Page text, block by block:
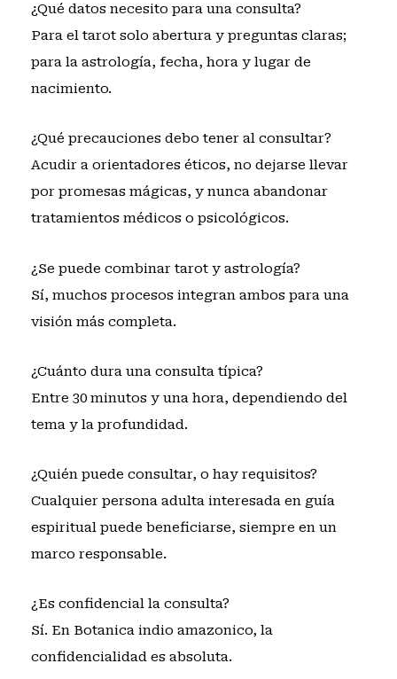
¿Qué datos necesito para una consulta?
Para el tarot solo abertura y preguntas claras;
para la astrología, fecha, hora y lugar de
nacimiento.
¿Qué precauciones debo tener al consultar?
Acudir a orientadores éticos, no dejarse llevar
por promesas mágicas, y nunca abandonar
tratamientos médicos o psicológicos.
¿Se puede combinar tarot y astrología?
Sí, muchos procesos integran ambos para una
visión más completa.
¿Cuánto dura una consulta típica?
Entre 30 minutos y una hora, dependiendo del
tema y la profundidad.
¿Quién puede consultar, o hay requisitos?
Cualquier persona adulta interesada en guía
espiritual puede beneficiarse, siempre en un
marco responsable.
¿Es confidencial la consulta?
Sí. En Botanica indio amazonico, la
confidencialidad es absoluta.